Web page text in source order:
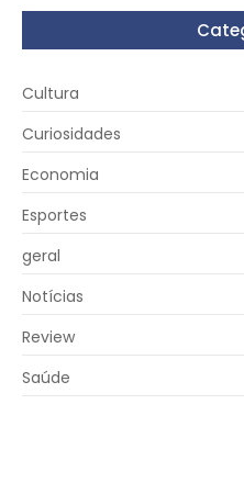
Cultura
Curiosidades
Economia
Esportes
geral
Notícias
Review
Saúde